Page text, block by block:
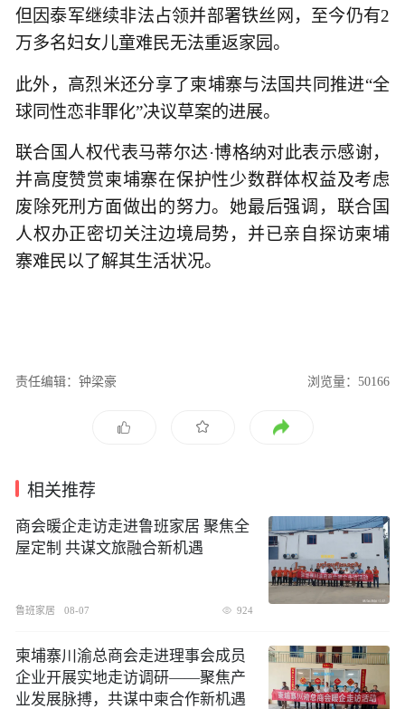
但因泰军继续非法占领并部署铁丝网，至今仍有2
万多名妇女儿童难民无法重返家园。
此外，高烈米还分享了柬埔寨与法国共同推进“全
球同性恋非罪化”决议草案的进展。
联合国人权代表马蒂尔达·博格纳对此表示感谢，
并高度赞赏柬埔寨在保护性少数群体权益及考虑
废除死刑方面做出的努力。她最后强调，联合国
人权办正密切关注边境局势，并已亲自探访柬埔
寨难民以了解其生活状况。
责任编辑：钟梁豪 浏览量：50166
相关推荐
商会暖企走访走进鲁班家居 聚焦全
屋定制 共谋文旅融合新机遇
鲁班家居 08-07 924
柬埔寨川渝总商会走进理事会成员
企业开展实地走访调研——聚焦产
业发展脉搏，共谋中柬合作新机遇